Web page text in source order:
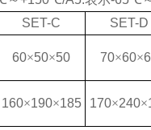
SET-C SET-D
60×50×50 70×60×
160×190×185 170×240×